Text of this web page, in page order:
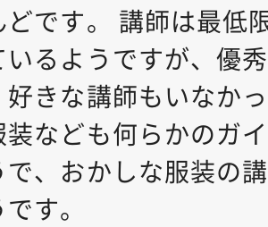
どです。 講師は最低
いるようですが、優
好きな講師もいなか
装なども何らかのガ
で、おかしな服装の
す。